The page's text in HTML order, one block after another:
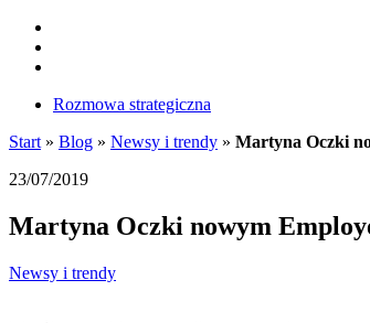
Rozmowa strategiczna
Start » Blog » Newsy i trendy » Martyna Oczki
23/07/2019
Martyna Oczki nowym
Newsy i trendy